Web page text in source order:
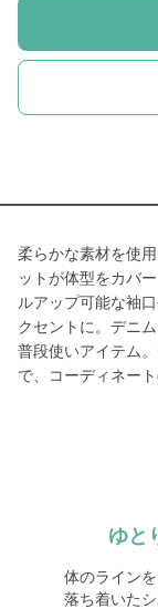
柔らかな素材を使
ットが体型をカバ
ルアップ可能な袖
クセントに。デニ
普段使いアイテム
で、コーディネー
ゆと
体のライン
落ち着いた